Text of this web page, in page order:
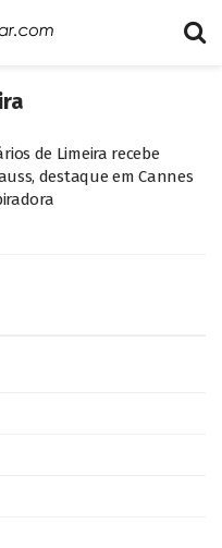
de Limeira recebe
destaque em Cannes